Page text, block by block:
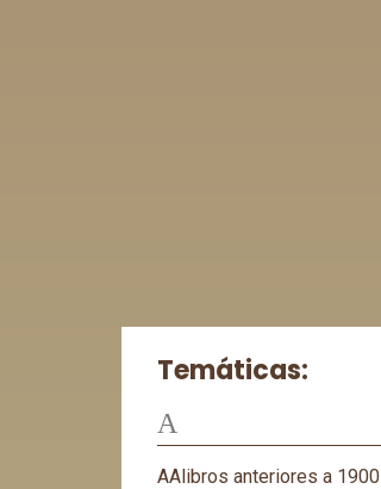
Temáticas:
A
AAlibros anteriores a 1900